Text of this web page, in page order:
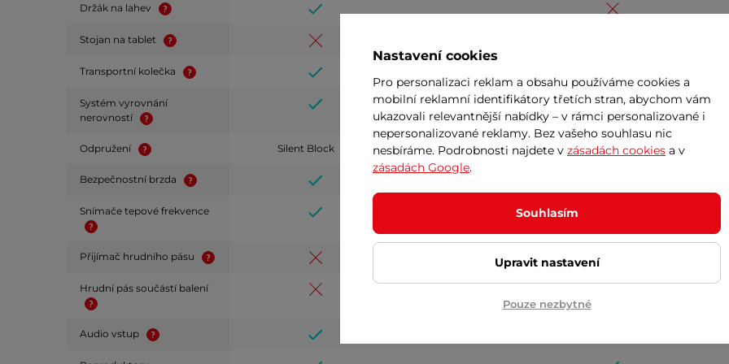
Držák na lahev
Stojan na tablet
Transportní kolečka
Systém vyrovnání
nerovností
Odpružení Silent Block Shock Absorbing System
Bezpečnostní brzda
Snímače tepové frekvence
Přijímač hrudního pásu
Hrudní pás součástí balení
Audio vstup
Nastavení cookies
Pro personalizaci reklam a obsahu používáme cookies a
mobilní reklamní identifikátory třetích stran, abychom vám
ukazovali relevantnější nabídky – v rámci personalizované i
nepersonalizované reklamy. Bez vašeho souhlasu nic
nesbíráme. Podrobnosti najdete v zásadách cookies a v
zásadách Google.
Souhlasím
Upravit nastavení
Pouze nezbytné